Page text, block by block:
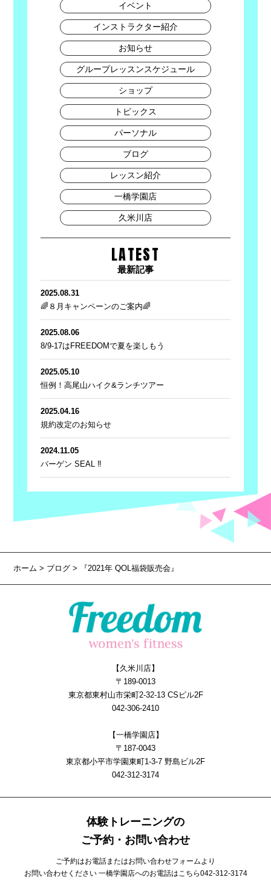
イベント
インストラクター紹介
お知らせ
グループレッスンスケジュール
ショップ
トピックス
パーソナル
ブログ
レッスン紹介
一橋学園店
久米川店
LATEST
最新記事
2025.08.31
🌈８月キャンペーンのご案内🌈
2025.08.06
8/9-17はFREEDOMで夏を楽しもう
2025.05.10
恒例！高尾山ハイク&ランチツアー
2025.04.16
規約改定のお知らせ
2024.11.05
バーゲン SEAL ‼
ホーム> ブログ > 『2021年 QOL福袋販売会』
【久米川店】
〒189-0013
東京都東村山市栄町2-32-13 CSビル2F
042-306-2410
【一橋学園店】
〒187-0043
東京都小平市学園東町1-3-7 野島ビル2F
042-312-3174
体験トレーニングの
ご予約・お問い合わせ
ご予約はお電話またはお問い合わせフォームより
お問い合わせください 一橋学園店へのお電話はこちら042-312-3174